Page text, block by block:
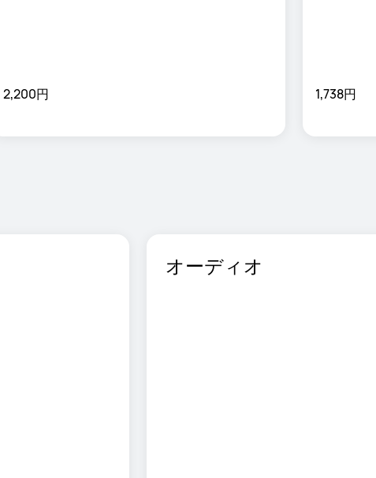
2,200円 1,738円
オーディオ